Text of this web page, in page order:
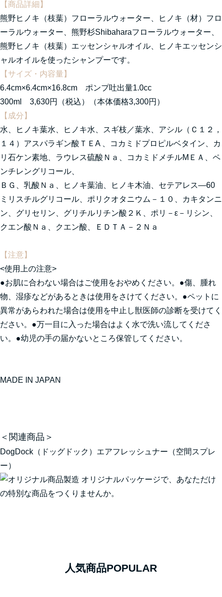
【商品詳細】
熊野ヒノキ（枝葉）フローラルウォーター、ヒノキ（材）フロ
ーラルウォーター、熊野杉Shibaharaフローラルウォーター、
熊野ヒノキ（枝葉）エッセンシャルオイル、ヒノキエッセンシ
ャルオイルを使ったシャンプーです。
【サイズ・内容量】
6.4cm×6.4cm×16.8cm ポンプ吐出量1.0cc
300ml 3,630円（税込）（本体価格3,300円）
【成分】
水、ヒノキ葉水、ヒノキ水、スギ枝／葉水、アシル（Ｃ１２，
１４）アスパラギン酸ＴＥA 、コカミドプロピルベタイン、カ
リ石ケン素地、ラウレス硫酸Ｎａ、コカミドメチルMＥＡ、ペ
ンチレングリコール、
ＢＧ、乳酸Ｎａ、ヒノキ葉油、ヒノキ木油、セテアレス―60
ミリスチルグリコール、ポリクオタニウム－１０、カキタンニ
ン、グリセリン、グリチルリチン酸２Ｋ、ポリ－ε－リシン、
クエン酸Ｎａ、クエン酸、ＥＤＴＡ－２Ｎａ
【注意】
<使用上の注意>
●お肌に合わない場合はご使用をおやめください。●傷、腫れ
物、湿疹などがあるときは使用をさけてください。●ペットに
異常があらわれた場合は使用を中止し獣医師の診断を受けてく
ださい。●万一目に入った場合はよく水で洗い流してくださ
い。●幼児の手の届かないところ保管してください。
MADE IN JAPAN
＜関連商品＞
DogDock（ドッグドック）エアフレッシュナー（空間スプレ
ー）
人気商品POPULAR